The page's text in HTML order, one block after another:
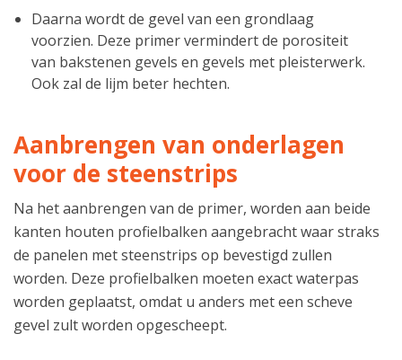
Daarna wordt de gevel van een grondlaag
voorzien. Deze primer vermindert de porositeit
van bakstenen gevels en gevels met pleisterwerk.
Ook zal de lijm beter hechten.
Aanbrengen van onderlagen
voor de steenstrips
Na het aanbrengen van de primer, worden aan beide
kanten houten profielbalken aangebracht waar straks
de panelen met steenstrips op bevestigd zullen
worden. Deze profielbalken moeten exact waterpas
worden geplaatst, omdat u anders met een scheve
gevel zult worden opgescheept.